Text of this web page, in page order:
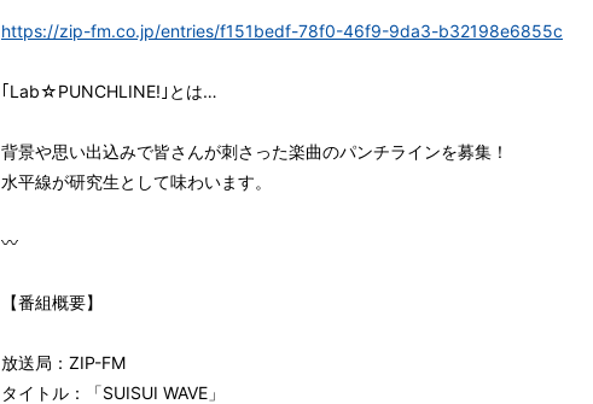
https://zip-fm.co.jp/entries/f151bedf-78f0-46f9-9da3-b32198e6855c
｢Lab☆PUNCHLINE!｣とは…
背景や思い出込みで皆さんが刺さった楽曲のパンチラインを募集！
水平線が研究生として味わいます。
〰︎︎
【番組概要】
放送局：ZIP-FM
タイトル：「SUISUI WAVE」